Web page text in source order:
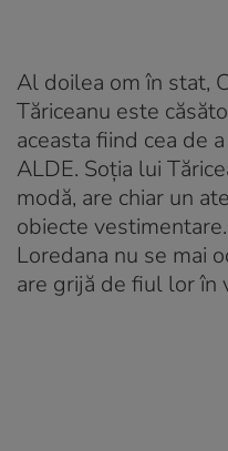
Al doilea om în stat,
Tăriceanu este
aceasta fiind cea de
ALDE. Soţia lui
modă, are chiar un
obiecte
Loredana nu se mai
are grijă de fiul lor în